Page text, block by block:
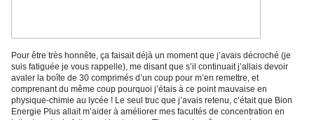
Pour être très honnête, ça faisait déjà un moment que j’avais décroché (je
suis fatiguée je vous rappelle), me disant que s’il continuait j’allais devoir
avaler la boîte de 30 comprimés d’un coup pour m’en remettre, et
comprenant du même coup pourquoi j’étais à ce point mauvaise en
physique-chimie au lycée ! Le seul truc que j’avais retenu, c’était que Bion
Energie Plus allait m’aider à améliorer mes facultés de concentration en